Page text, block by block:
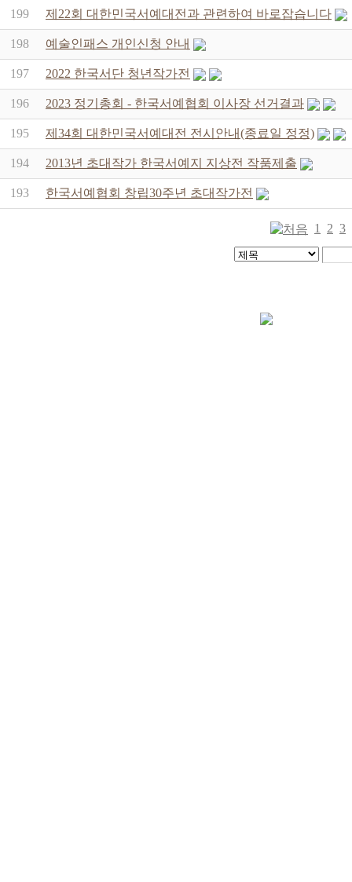
199 제22회 대한민국서예대전과 관련하여 바로잡습니다
198 예술인패스 개인신청 안내
197 2022 한국서단 청년작가전
196 2023 정기총회 - 한국서예협회 이사장 선거결과
195 제34회 대한민국서예대전 전시안내(종료일 정정)
194 2013년 초대작가 한국서예지 지상전 작품제출
193 한국서예협회 창립30주년 초대작가전
1 2 3